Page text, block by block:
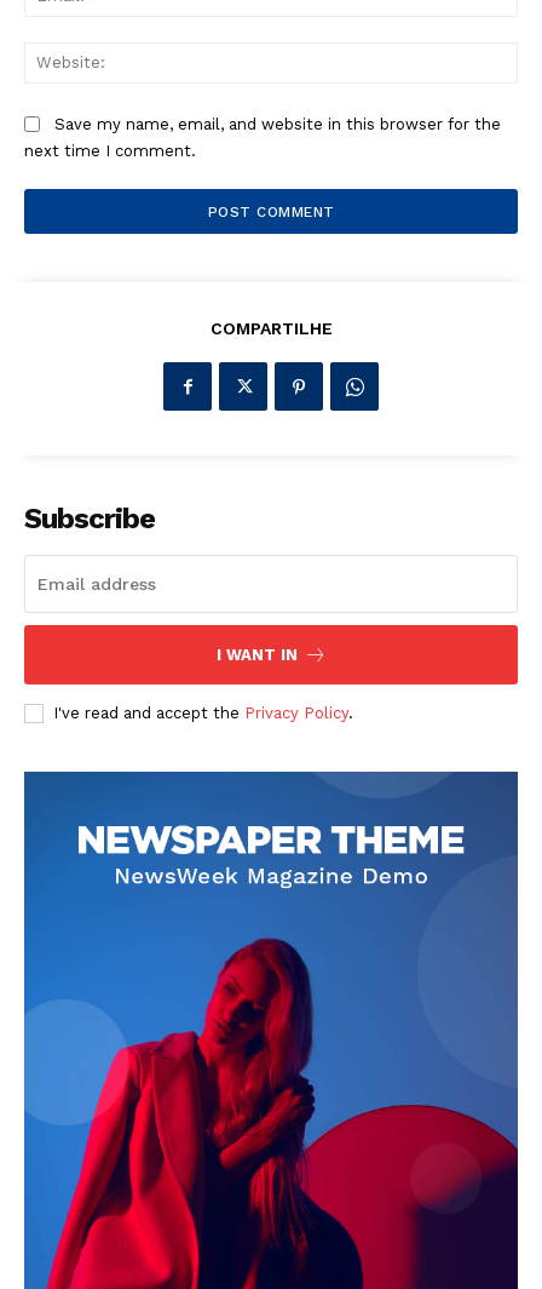
Save my name, email, and website in this browser for the
next time I comment.
COMPARTILHE
Subscribe
I WANT IN
I've read and accept the Privacy Policy.